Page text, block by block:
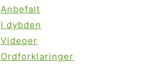
Anbefalt
I dybden
Videoer
Ordforklaringer